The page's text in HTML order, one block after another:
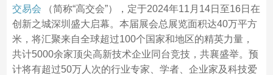
交易会
（简称“高交会”），定于2024年11月14日至16日在
创新之城深圳盛大启幕。本届展会总展览面积达40万平方
米，将汇聚来自全球超过100个国家和地区的精英力量，
共计5000余家顶尖高新技术企业同台竞技，共襄盛举。预
计将有超过50万人次的行业专家、学者、企业家及科技爱